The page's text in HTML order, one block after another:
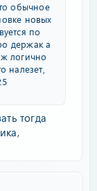
обычное
новых
по
держак а
логично
налезет,
тогда